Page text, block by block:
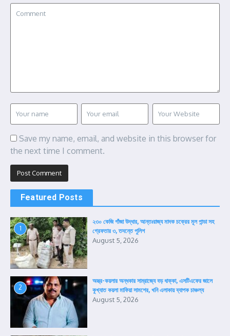
Save my name, email, and website in this browser for
the next time I comment.
Featured Posts
1
২৩০ কেজি গাঁজা উদ্ধার, আন্তঃরাজ্য মাদক চক্রের মূল পান্ডা সহ
গ্রেফতার ৩, তদন্তে পুলিশ
August 5, 2026
2
অস্ত্র-কয়লার অন্ধকার সাম্রাজ্যে বড় ধাক্কা, এসটিএফের জালে
কুখ্যাত কয়লা মাফিয়া সামশের, খনি এলাকায় ব্যাপক চাঞ্চল্য
August 5, 2026